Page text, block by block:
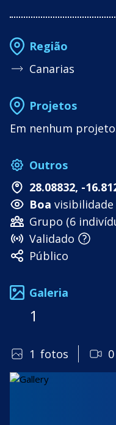
Região
Canarias
Projetos
Em nenhum
Outros
28.08832, -
Boa visibilidade
Grupo (6
Validado
Público
Galeria
1
1 fotos 0